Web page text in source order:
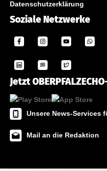
Datenschutzerklärung
Soziale Netzwerke
Jetzt
Unsere News-Services
Mail an die Redaktion